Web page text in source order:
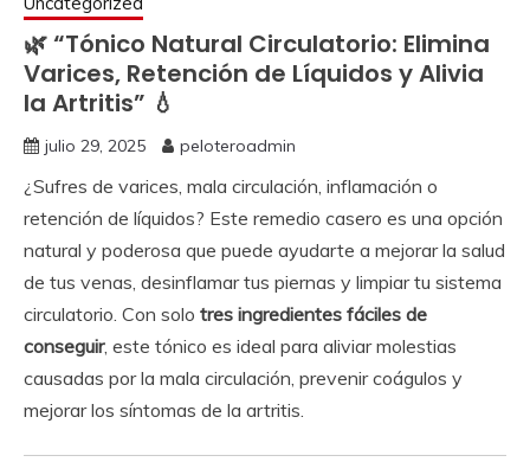
🌿 “Tónico Natural Circulatorio: Elimina
Varices, Retención de Líquidos y Alivia
la Artritis” 💧
julio 29, 2025 peloteroadmin
¿Sufres de varices, mala circulación, inflamación o
retención de líquidos? Este remedio casero es una opción
natural y poderosa que puede ayudarte a mejorar la salud
de tus venas, desinflamar tus piernas y limpiar tu sistema
circulatorio. Con solo tres ingredientes fáciles de
conseguir, este tónico es ideal para aliviar molestias
causadas por la mala circulación, prevenir coágulos y
mejorar los síntomas de la artritis.